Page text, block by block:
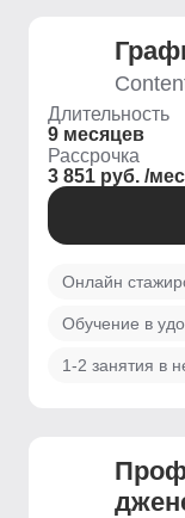
Длительность
9 месяцев
Рассрочка
3 851 руб. /мес
Онлайн
Обучение в
1-2 занятия в